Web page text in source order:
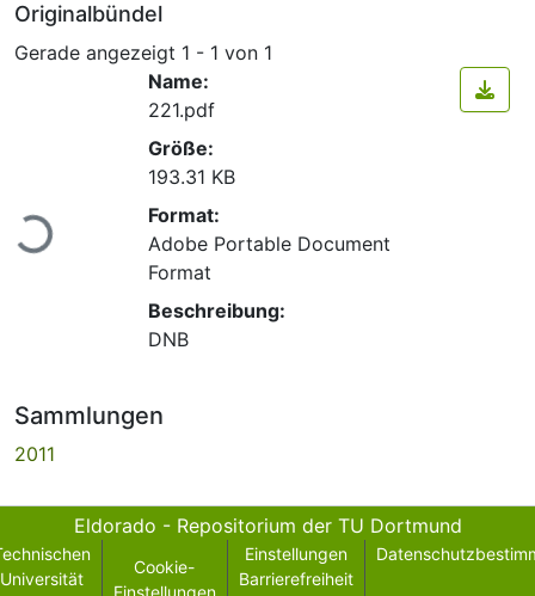
Originalbündel
Gerade angezeigt 1 - 1 von 1
Lade...
Name:
221.pdf
Größe:
193.31 KB
Format:
Adobe Portable Document
Format
Beschreibung:
DNB
Sammlungen
2011
Eldorado - Repositorium der TU Dortmund
Universität
Cookie-
Einstellungen
Einstellungen
Barrierefreiheit